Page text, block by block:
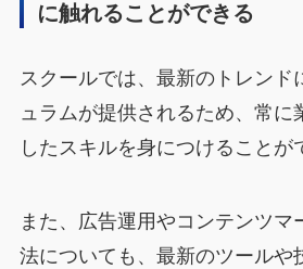
に触れることができる
スクールでは、最新のトレンド
ュラムが提供されるため、常に
したスキルを身につけることが
また、広告運用やコンテンツマ
法についても、最新のツールや